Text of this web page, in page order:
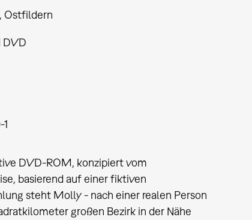
Ostfildern
DVD
DVD-ROM, konzipiert vom
basierend auf einer fiktiven
steht Molly - nach einer realen Person
großen Bezirk in der Nähe